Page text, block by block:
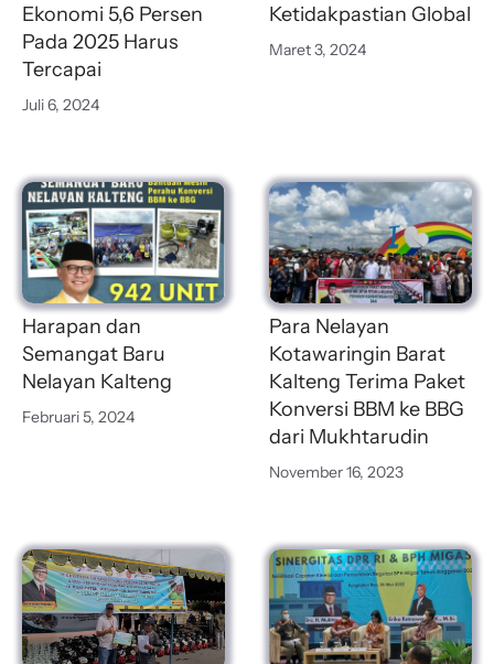
Ekonomi 5,6 Persen
Pada 2025 Harus
Tercapai
Juli 6, 2024
Ketidakpastian Global
Maret 3, 2024
Harapan dan
Semangat Baru
Nelayan Kalteng
Februari 5, 2024
Para Nelayan
Kotawaringin Barat
Kalteng Terima Paket
Konversi BBM ke BBG
dari Mukhtarudin
November 16, 2023